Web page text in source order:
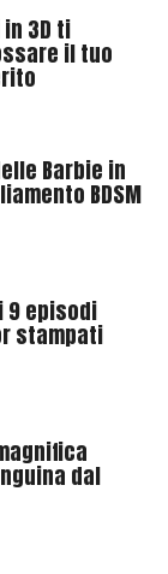
3D ti
il tuo
Barbie in
BDSM
9 episodi
stampati
dal